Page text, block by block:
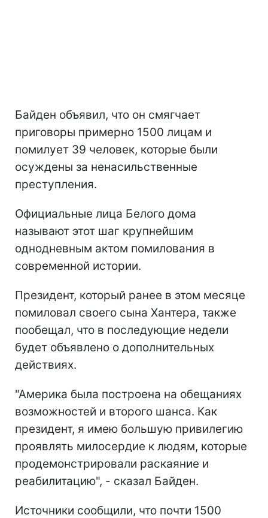
Байден объявил, что он смягчает
приговоры примерно 1500 лицам и
помилует 39 человек, которые были
осуждены за ненасильственные
преступления.
Официальные лица Белого дома
называют этот шаг крупнейшим
однодневным актом помилования в
современной истории.
Президент, который ранее в этом месяце
помиловал своего сына Хантера, также
пообещал, что в последующие недели
будет объявлено о дополнительных
действиях.
"Америка была построена на обещаниях
возможностей и второго шанса. Как
президент, я имею большую привилегию
проявлять милосердие к людям, которые
продемонстрировали раскаяние и
реабилитацию", - сказал Байден.
Источники сообщили, что почти 1500